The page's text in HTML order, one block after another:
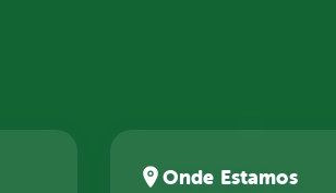
Onde Estamos